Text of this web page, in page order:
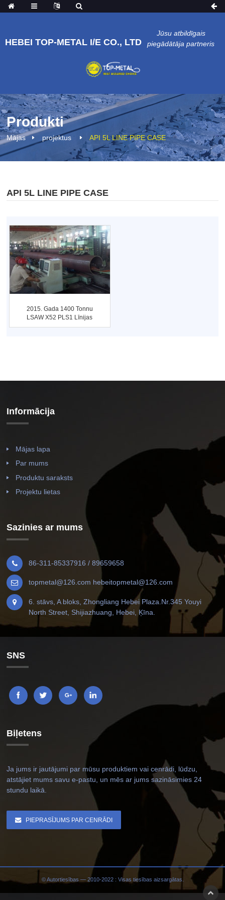
HEBEI TOP-METAL I/E CO., LTD
Jūsu atbildīgais
piegādātāja partneris
Produkti
Mājas projektus API 5L LINE PIPE CASE
API 5L LINE PIPE CASE
2015. Gada 1400 Tonnu
LSAW X52 PLS1 Līnijas
Cauruļu Projekts ...
Informācija
Mājas lapa
Par mums
Produktu saraksts
Projektu lietas
Sazinies ar mums
86-311-85337916 / 89659658
topmetal@126.com hebeitopmetal@126.com
6. stāvs, A bloks, Zhongliang Hebei Plaza.Nr.345 Youyi
North Street, Shijiazhuang, Hebei, Ķīna.
SNS
Biļetens
Ja jums ir jautājumi par mūsu produktiem vai cenrādi, lūdzu,
atstājiet mums savu e-pastu, un mēs ar jums sazināsimies 24
stundu laikā.
PIEPRASĪJUMS PAR CENRĀDI
© Autortiesības — 2010-2022 : Visas tiesības aizsargātas.